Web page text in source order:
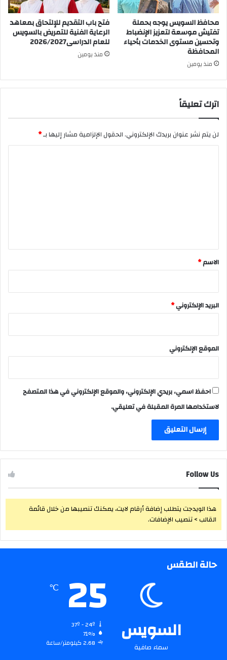
محافظ السويس يوجه بحملة
تفتيش موسعة لتعزيز الإنضباط
وتحسين مستوى الخدمات بأحياء
المحافظة
منذ يومين
فتح باب التقديم للإلتحاق بمعاهد
الرعاية الفنية للتمريض بالسويس
للعام الدراسى2026/2027
منذ يومين
اترك تعليقاً
لن يتم نشر عنوان بريدك الإلكتروني.الحقول الإلزامية مشار إليها بـ*
*
الاسم*
البريد الإلكتروني*
الموقع الإلكتروني
احفظ اسمي، بريدي الإلكتروني، والموقع الإلكتروني في هذا المتصفح
لاستخدامها المرة المقبلة في تعليقي.
Follow Us
هذا الويدجت يتطلب إضافة أرقام لايت، يمكنك تنصيبها من خلال قائمة
القالب > تنصيب الإضافات.
حالة الطقس
السويس
سماء صافية
25
℃
71%
2.68 كيلومتر/ساعة